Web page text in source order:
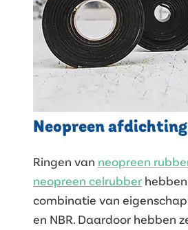
Neopreen
Ringen van neopreen
neopreen celrubber
combinatie van
en NBR. Daardoor hebben